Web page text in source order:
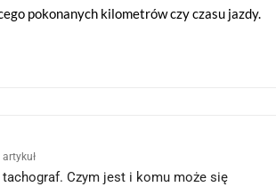
pokonanych kilometrów czy czasu jazdy.
Czym jest i komu może się